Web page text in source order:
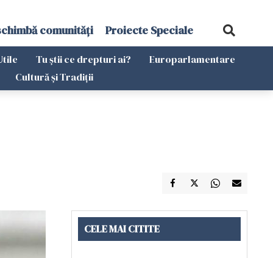
comunități Proiecte Speciale
Tu știi ce drepturi ai?
Europarlamentare
Cultură și Tradiții
CELE MAI CITITE